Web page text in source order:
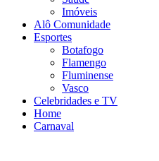
Imóveis
Alô Comunidade
Esportes
Botafogo
Flamengo
Fluminense
Vasco
Celebridades e TV
Home
Carnaval